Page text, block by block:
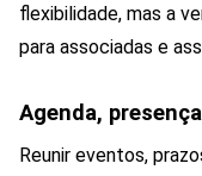
flexibilidade, mas a
para associadas e
Agenda,
Reunir eventos,